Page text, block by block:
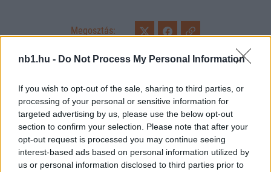
nb1.hu - Do Not Process My Personal Information
If you wish to opt-out of the sale, sharing to third parties, or
processing of your personal or sensitive information for
targeted advertising by us, please use the below opt-out
section to confirm your selection. Please note that after your
opt-out request is processed you may continue seeing
interest-based ads based on personal information utilized by
us or personal information disclosed to third parties prior to
Megosztás:
Hírek